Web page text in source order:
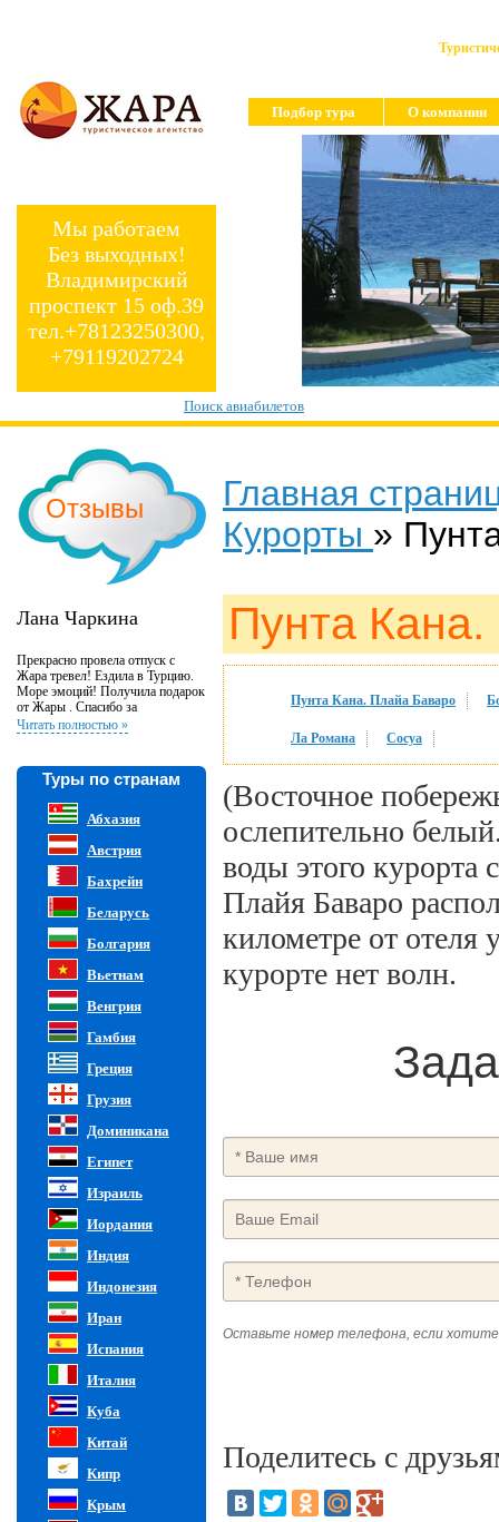
Мы работаем
Без выходных!
Владимирский
проспект 15 оф.39
тел.+78123250300,
+79119202724
Подбор тура О компании
Поиск авиабилетов
Отзывы
Лана Чаркина
Прекрасно провела отпуск с
Жара тревел! Ездила в Турцию.
Море эмоций! Получила подарок
от Жары . Спасибо за
великолепную организацию и
внимательность к клиентам!
Читать полностью »
Туры по странам
Абхазия
Австрия
Бахрейн
Беларусь
Болгария
Вьетнам
Венгрия
Гамбия
Греция
Грузия
Доминикана
Египет
Израиль
Иордания
Индия
Индонезия
Иран
Испания
Италия
Куба
Китай
Кипр
Крым
Главная
Курорты »
Пунта
Пунта Кана. Плайа Баваро
Ла Романа Сосуа
(Восточное
ослепительно
воды этого
Плайя Баваро
километре от отеля
курорте нет волн.
Оставьте номер телефона, если
Поделитесь с